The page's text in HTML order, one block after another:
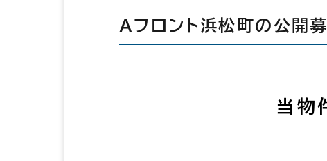
Ａフロント浜松町の公開
当物